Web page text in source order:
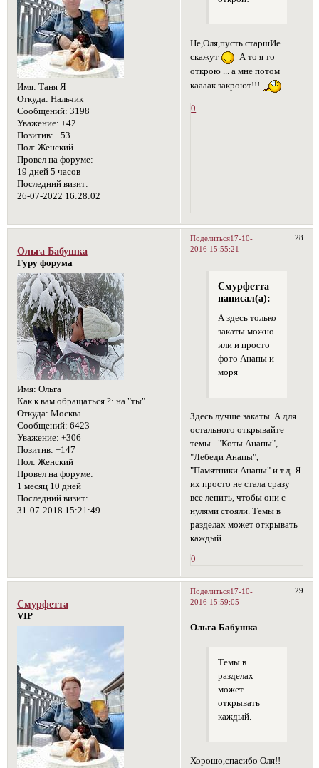
Имя: Таня Я
Откуда: Нальчик
Сообщений: 3198
Уважение: +42
Позитив: +53
Пол: Женский
Провел на форуме:
19 дней 5 часов
Последний визит:
26-07-2022 16:28:02
Не,Оля,пусть старшИе
скажут
А то я то
открою ... а мне потом
каааак закроют!!!
0
Поделиться 28
17-10-
2016 15:55:21
Ольга Бабушка
Гуру форума
Имя: Ольга
Как к вам обращаться ?: на "ты"
Откуда: Москва
Сообщений: 6423
Уважение: +306
Позитив: +147
Пол: Женский
Провел на форуме:
1 месяц 10 дней
Последний визит:
31-07-2018 15:21:49
Смурфетта
написал(а):
А здесь только
закаты можно
или и просто
фото Анапы и
моря
Здесь лучше закаты. А для
остального открывайте
темы - "Коты Анапы",
"Лебеди Анапы",
"Памятники Анапы" и т.д. Я
их просто не стала сразу
все лепить, чтобы они с
нулями стояли. Темы в
разделах может открывать
каждый.
0
Поделиться 29
17-10-
2016 15:59:05
Смурфетта
VIP
Ольга Бабушка
Темы в
разделах
может
открывать
каждый.
Хорошо,спасибо Оля!!